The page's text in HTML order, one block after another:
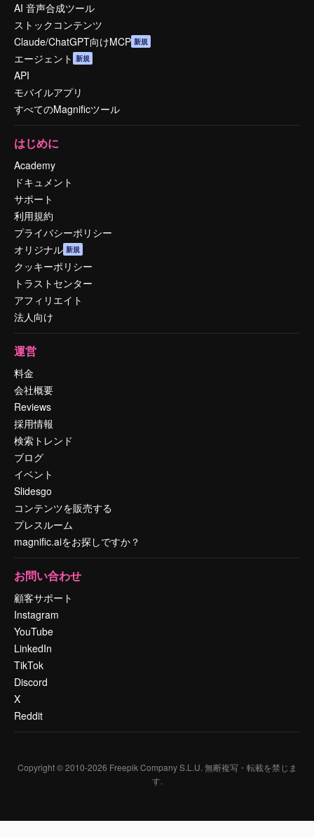
AI 音声合成ツール
ストックコンテンツ
Claude/ChatGPT向けMCP 新規
エージェント 新規
API
モバイルアプリ
すべてのMagnificツール
はじめに
Academy
ドキュメント
サポート
利用規約
プライバシーポリシー
オリジナル 新規
クッキーポリシー
トラストセンター
アフィリエイト
法人向け
運営
料金
会社概要
Reviews
採用情報
検索トレンド
ブログ
イベント
Slidesgo
コンテンツを販売する
プレスルーム
magnific.aiをお探しですか？
お問い合わせ
顧客サポート
Instagram
YouTube
LinkedIn
TikTok
Discord
X
Reddit
Copyright © 2010-2026 Freepik Company S.L.U. 無断複写・転載を禁じま
す.